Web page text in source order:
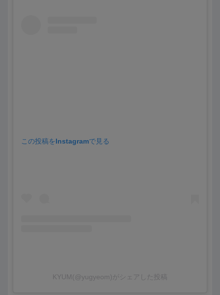
この投稿をInstagramで見る
KYUM(@yugyeom)がシェアした投稿